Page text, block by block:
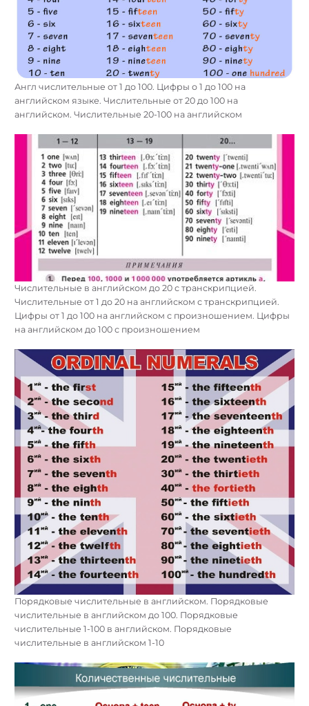
Англ числительные от 1 до 100. Цифры о 1 до 100 на
английском языке. Числительные от 20 до 100 на
английском. Числительные 20-100 на английском
Числительные в английском до 20 с транскрипцией.
Числительные от 1 до 20 на английском с транскрипцией.
Цифры от 1 до 100 на английском с произношением. Цифры
на английском до 100 с произношением
Порядковые числительные в английском. Порядковые
числительные в английском до 100. Порядковые
числительные 1-100 в английском. Порядковые
числительные в английском 1-10